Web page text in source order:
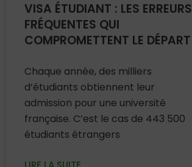
VISA ÉTUDIANT : LES ERREURS
FRÉQUENTES QUI
COMPROMETTENT LE DÉPART
Chaque année, des milliers
d’étudiants obtiennent leur
admission pour une université
française. C’est le cas de 443 500
étudiants étrangers